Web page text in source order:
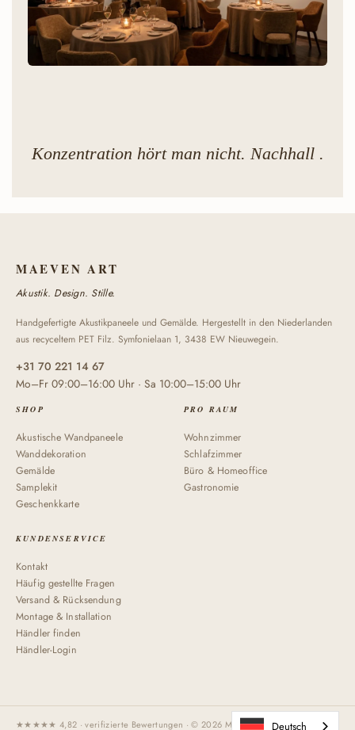
Konzentration hört man nicht. Nachhall .
MAEVEN ART
Akustik. Design. Stille.
Handgefertigte Akustikpaneele und Gemälde. Hergestellt in den Niederlanden
aus recyceltem PET Filz. Symfonielaan 1, 3438 EW Nieuwegein.
+31 70 221 14 67
Mo–Fr 09:00–16:00 Uhr · Sa 10:00–15:00 Uhr
SHOP
Akustische Wandpaneele
Wanddekoration
Gemälde
Samplekit
Geschenkkarte
PRO RAUM
Wohnzimmer
Schlafzimmer
Büro & Homeoffice
Gastronomie
KUNDENSERVICE
Kontakt
Häufig gestellte Fragen
Versand & Rücksendung
Montage & Installation
Händler finden
Händler-Login
★★★★★ 4,82 · verifizierte Bewertungen · © 2026 Maeven Art Handgefertigt in
Deutsch